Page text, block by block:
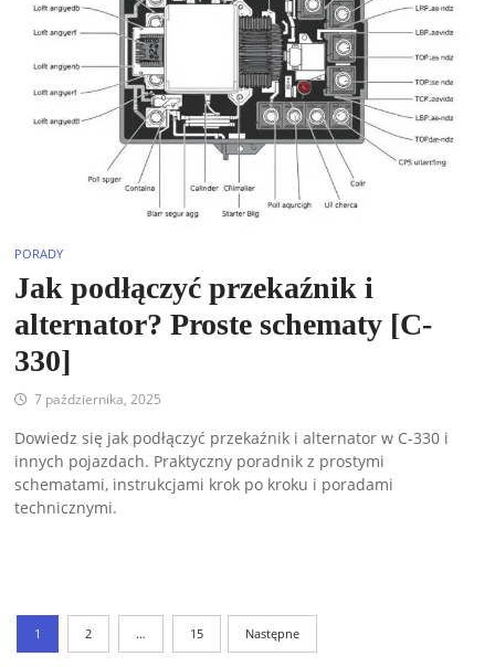
PORADY
Jak podłączyć przekaźnik i
alternator? Proste schematy [C-
330]
7 października, 2025
Dowiedz się jak podłączyć przekaźnik i alternator w C-330 i
innych pojazdach. Praktyczny poradnik z prostymi
schematami, instrukcjami krok po kroku i poradami
technicznymi.
Stronicowanie
1 2 … 15 Następne